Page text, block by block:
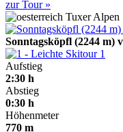
zur Tour »
Tuxer Alpen
Sonntagsköpfl (2244 m)
1
Aufstieg
2:30 h
Abstieg
0:30 h
Höhenmeter
770 m